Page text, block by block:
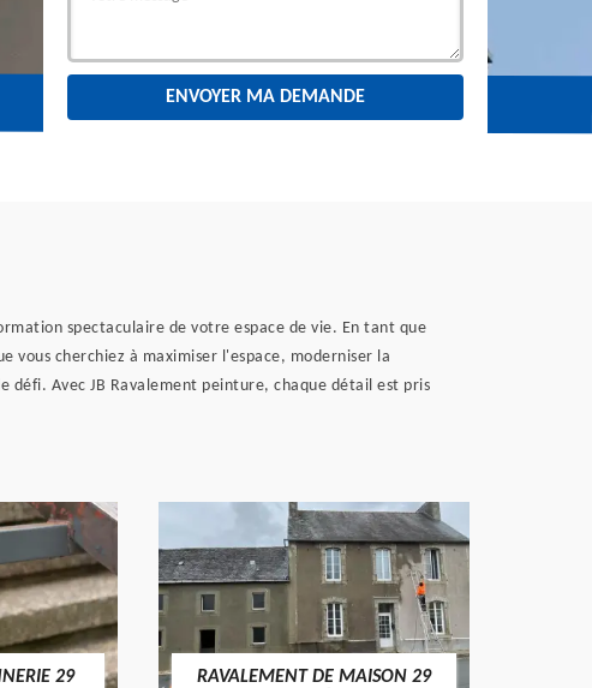
spectaculaire de votre espace de vie. En tant que
vous cherchiez à maximiser l'espace, moderniser la
Avec JB Ravalement peinture, chaque détail est pris
29
RAVALEMENT DE MAISON 29